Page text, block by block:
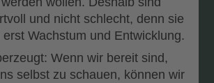
und nicht schlecht, denn sie
Wachstum und Entwicklung.
Wenn wir bereit sind,
selbst zu schauen, können wir